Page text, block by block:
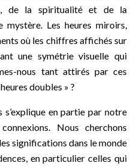
de la spiritualité et de la
Les heures miroirs,
où les chiffres affichés sur
une symétrie visuelle qui
nous tant attirés par ces
doubles » ?
s’explique en partie par notre
Nous cherchons
significations dans le monde
en particulier celles qui